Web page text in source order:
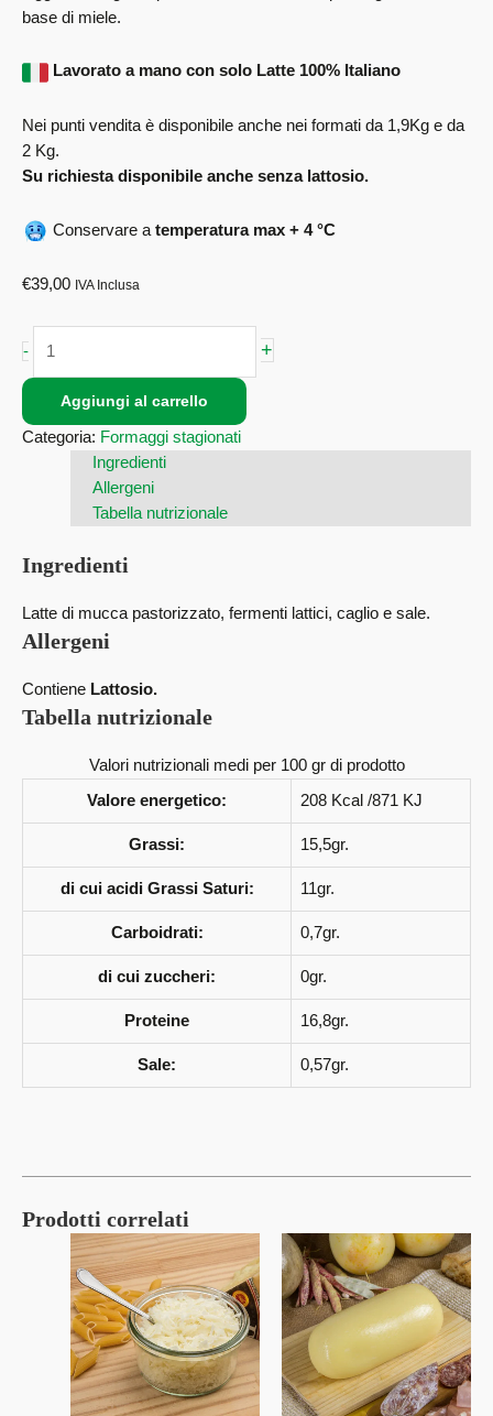
base di miele.
Lavorato a mano con solo Latte 100% Italiano
Nei punti vendita è disponibile anche nei formati da 1,9Kg e da
2 Kg.
Su richiesta disponibile anche senza lattosio.
Conservare a temperatura max + 4 °C
€39,00 IVA Inclusa
- +
Aggiungi al carrello
Categoria: Formaggi stagionati
Ingredienti
Allergeni
Tabella nutrizionale
Ingredienti
Latte di mucca pastorizzato, fermenti lattici, caglio e sale.
Allergeni
Contiene Lattosio.
Tabella nutrizionale
Valori nutrizionali medi per 100 gr di prodotto
Valore energetico:
208 Kcal /871 KJ
Grassi: 15,5gr.
di cui acidi Grassi Saturi: 11gr.
Carboidrati: 0,7gr.
di cui zuccheri: 0gr.
Proteine 16,8gr.
Sale: 0,57gr.
Prodotti correlati